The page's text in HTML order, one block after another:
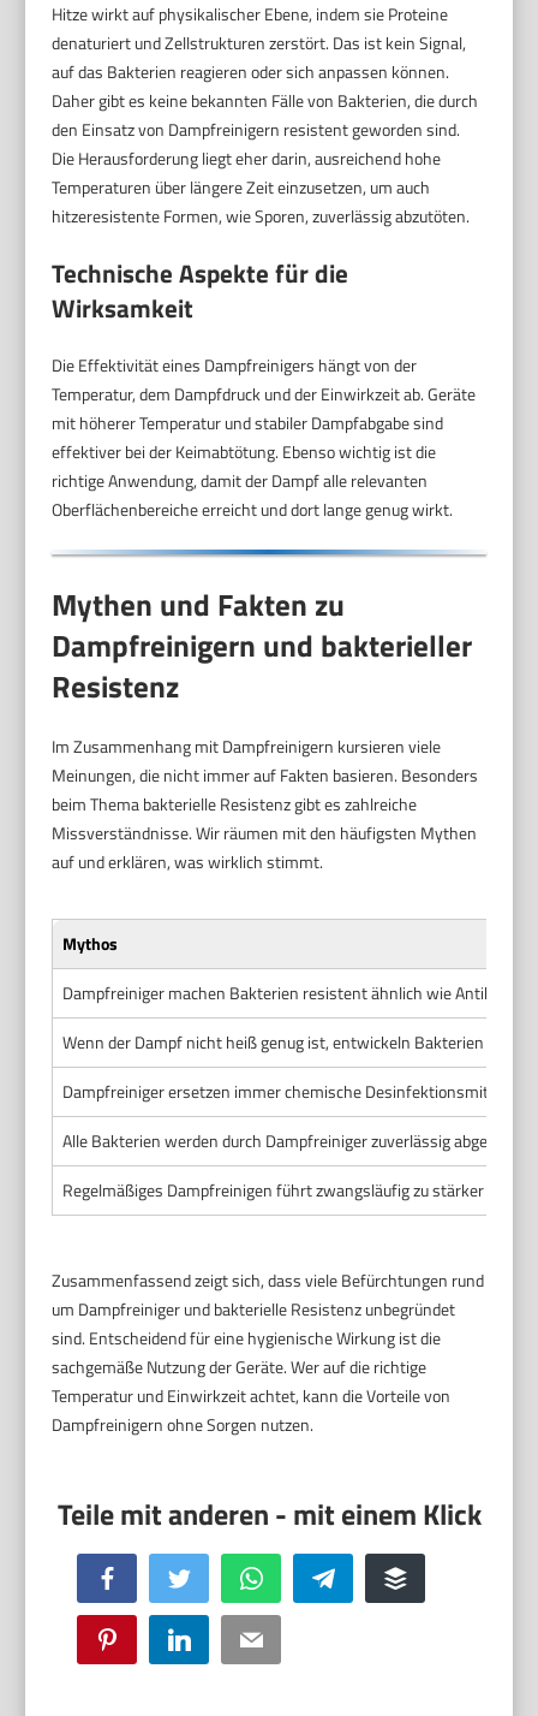
Hitze wirkt auf physikalischer Ebene, indem sie Proteine
denaturiert und Zellstrukturen zerstört. Das ist kein Signal,
auf das Bakterien reagieren oder sich anpassen können.
Daher gibt es keine bekannten Fälle von Bakterien, die durch
den Einsatz von Dampfreinigern resistent geworden sind.
Die Herausforderung liegt eher darin, ausreichend hohe
Temperaturen über längere Zeit einzusetzen, um auch
hitzeresistente Formen, wie Sporen, zuverlässig abzutöten.
Technische Aspekte für die
Wirksamkeit
Die Effektivität eines Dampfreinigers hängt von der
Temperatur, dem Dampfdruck und der Einwirkzeit ab. Geräte
mit höherer Temperatur und stabiler Dampfabgabe sind
effektiver bei der Keimabtötung. Ebenso wichtig ist die
richtige Anwendung, damit der Dampf alle relevanten
Oberflächenbereiche erreicht und dort lange genug wirkt.
Mythen und Fakten zu
Dampfreinigern und bakterieller
Resistenz
Im Zusammenhang mit Dampfreinigern kursieren viele
Meinungen, die nicht immer auf Fakten basieren. Besonders
beim Thema bakterielle Resistenz gibt es zahlreiche
Missverständnisse. Wir räumen mit den häufigsten Mythen
auf und erklären, was wirklich stimmt.
Mythos
Dampfreiniger machen Bakterien resistent ähnlich wie Antibiotika.
Wenn der Dampf nicht heiß genug ist, entwickeln Bakterien eine
Dampfreiniger ersetzen immer chemische Desinfektionsmittel.
Alle Bakterien werden durch Dampfreiniger zuverlässig abgetötet.
Regelmäßiges Dampfreinigen führt zwangsläufig zu stärker
Zusammenfassend zeigt sich, dass viele Befürchtungen rund
um Dampfreiniger und bakterielle Resistenz unbegründet
sind. Entscheidend für eine hygienische Wirkung ist die
sachgemäße Nutzung der Geräte. Wer auf die richtige
Temperatur und Einwirkzeit achtet, kann die Vorteile von
Dampfreinigern ohne Sorgen nutzen.
Facebook Twitter WhatsApp Telegram Buffer
Pinterest LinkedIn Email